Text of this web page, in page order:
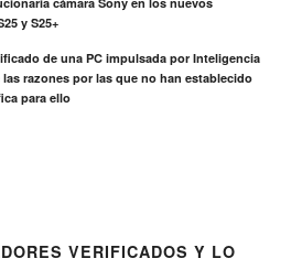
y S25+
de una PC impulsada por Inteligencia
razones por las que no han establecido
para ello
VERIFICADOS Y LO